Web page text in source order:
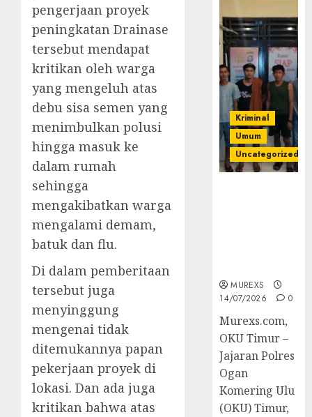
pengerjaan proyek
peningkatan Drainase
tersebut mendapat
kritikan oleh warga
yang mengeluh atas
debu sisa semen yang
menimbulkan polusi
hingga masuk ke
dalam rumah
sehingga
mengakibatkan warga
mengalami demam,
batuk dan flu.
Di dalam pemberitaan
tersebut juga
menyinggung
mengenai tidak
ditemukannya papan
pekerjaan proyek di
lokasi. Dan ada juga
kritikan bahwa atas
Kriminal
Umum
Uncategorized
MUREXS
14/07/2026
0
Murexs.com,
OKU Timur –
Jajaran Polres
Ogan
Komering Ulu
(OKU) Timur,